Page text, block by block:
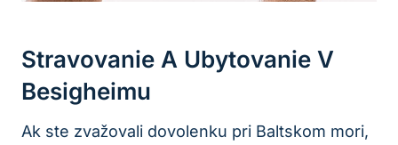
Stravovanie A Ubytovanie V
Besigheimu
Ak ste zvažovali dovolenku pri Baltskom mori,